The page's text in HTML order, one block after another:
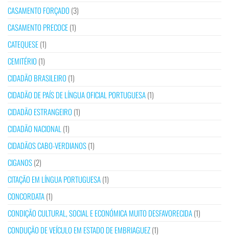
CASAMENTO FORÇADO (3)
CASAMENTO PRECOCE(1)
CATEQUESE(1)
CEMITÉRIO (1)
CIDADÃO BRASILEIRO (1)
CIDADÃO DE PAÍS DE LÍNGUA OFICIAL PORTUGUESA(1)
CIDADÃO ESTRANGEIRO (1)
CIDADÃO NACIONAL (1)
CIDADÃOS CABO-VERDIANOS(1)
CIGANOS(2)
CITAÇÃO EM LÍNGUA PORTUGUESA(1)
CONCORDATA(1)
CONDIÇÃO CULTURAL, SOCIAL E ECONÓMICA MUITO DESFAVORECIDA(1)
CONDUÇÃO DE VEÍCULO EM ESTADO DE EMBRIAGUEZ(1)